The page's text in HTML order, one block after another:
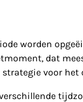
worden
dat
voor